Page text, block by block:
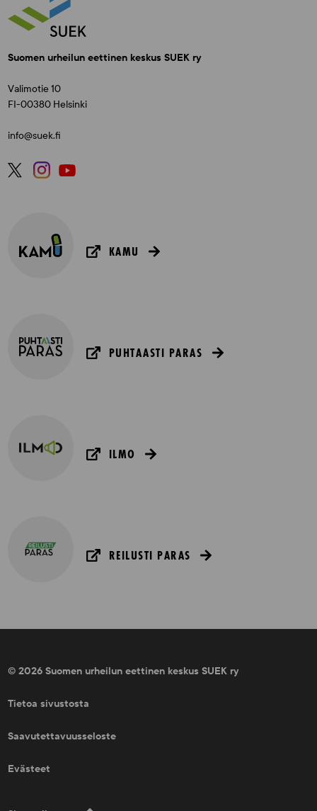
Suomen urheilun eettinen keskus SUEK ry
Valimotie 10
FI-00380 Helsinki
info@suek.fi
KAMU
PUHTAASTI PARAS
ILMO
REILUSTI PARAS
© 2026 Suomen urheilun eettinen keskus SUEK ry
Tietoa sivustosta
Saavutettavuusseloste
Evästeet